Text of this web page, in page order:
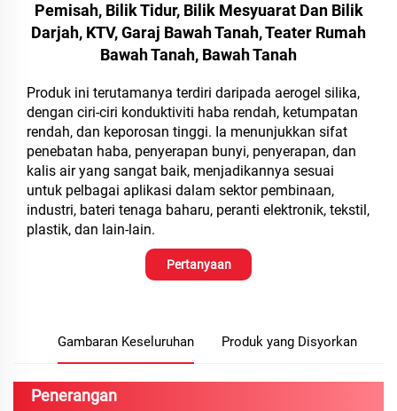
Pemisah, Bilik Tidur, Bilik Mesyuarat Dan Bilik
Darjah, KTV, Garaj Bawah Tanah, Teater Rumah
Bawah Tanah, Bawah Tanah
Produk ini terutamanya terdiri daripada aerogel silika,
dengan ciri-ciri konduktiviti haba rendah, ketumpatan
rendah, dan keporosan tinggi. Ia menunjukkan sifat
penebatan haba, penyerapan bunyi, penyerapan, dan
kalis air yang sangat baik, menjadikannya sesuai
untuk pelbagai aplikasi dalam sektor pembinaan,
industri, bateri tenaga baharu, peranti elektronik, tekstil,
plastik, dan lain-lain.
Pertanyaan
Gambaran Keseluruhan Produk yang Disyorkan
Penerangan